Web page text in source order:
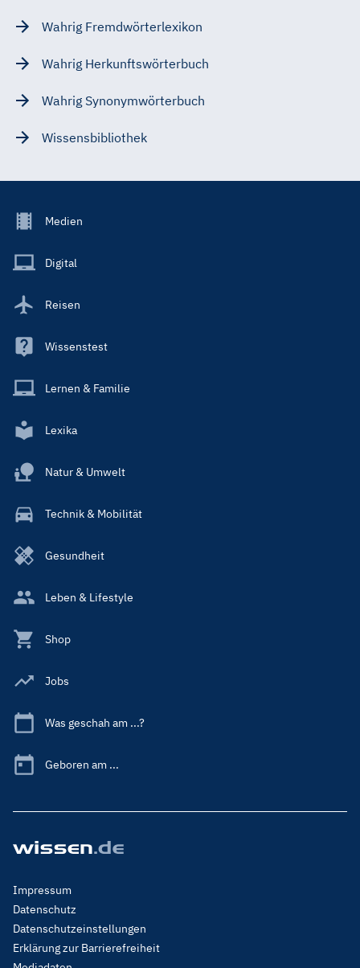
Wahrig Fremdwörterlexikon
Wahrig Herkunftswörterbuch
Wahrig Synonymwörterbuch
Wissensbibliothek
Footer
Main
Medien
Digital
Reisen
Wissenstest
Lernen & Familie
Lexika
Natur & Umwelt
Technik & Mobilität
Gesundheit
Leben & Lifestyle
Shop
Jobs
Was geschah am ...?
Geboren am ...
Footer
Menu
Legal
Impressum
Datenschutz
Datenschutzeinstellungen
Erklärung zur Barrierefreiheit